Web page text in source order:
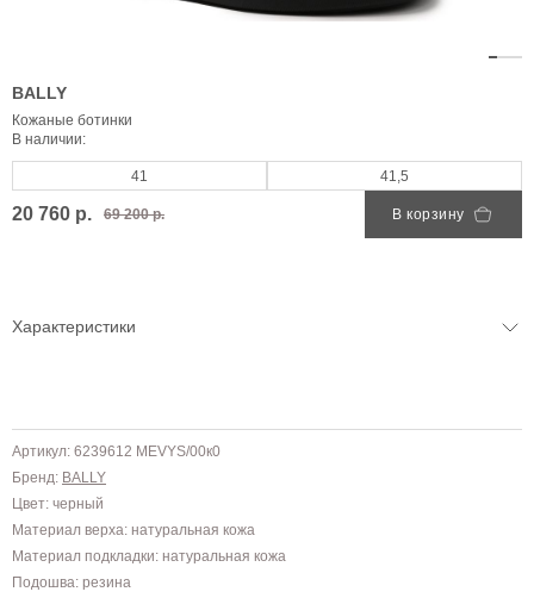
BALLY
Кожаные ботинки
В наличии:
41 41,5
20 760 р. 69 200 р. В корзину
Характеристики
Артикул: 6239612 MEVYS/00к0
Бренд: BALLY
Цвет: черный
Материал верха: натуральная кожа
Материал подкладки: натуральная кожа
Подошва: резина